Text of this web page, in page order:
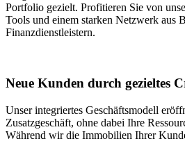
Portfolio gezielt. Profitieren Sie von
Tools und einem starken Netzwerk aus
Finanzdienstleistern.
Neue Kunden durch gezieltes
Unser integriertes Geschäftsmodell
Zusatzgeschäft, ohne dabei Ihre
Während wir die Immobilien Ihrer